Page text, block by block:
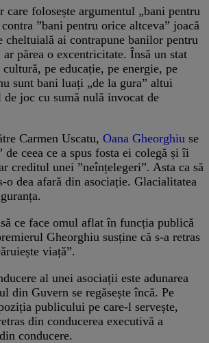
care folosește argumentul „bani pentru
”bani pentru orice altceva” joacă
cheltuială ai contrapune banilor pentru
ar părea o excentricitate. Însă un stat
pe educație, pe energie, pe
sunt bani luați „de la gura” altui
joc cu sumă nulă invocat de
Carmen Uscatu, Oana Gheorghiu se
de ceea ce a spus fosta ei colegă și îi
creditul unei ”neînțelegeri”. Asta ca să
o dea afară din asociație. Glacialitatea
ce face omul aflat în funcția publică
Gheorghiu susține că s-a retras
viață”.
al unei asociații este adunarea
din Guvern se regăsește încă. Pe
publicului pe care-l servește,
din conducerea executivă a
conducere.